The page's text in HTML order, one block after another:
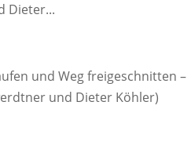
Dieter...
und Weg freigeschnitten –
und Dieter Köhler)